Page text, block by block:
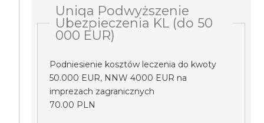
Uniqa Podwyższenie
Ubezpieczenia KL (do 50
000 EUR)
Podniesienie kosztów leczenia do kwoty
50.000 EUR, NNW 4000 EUR na
imprezach zagranicznych
70.00 PLN